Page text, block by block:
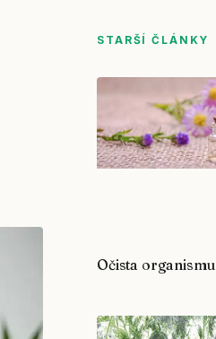
STARŠÍ ČLÁNKY
Očista organismu